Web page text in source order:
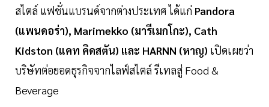
สไตล์ แฟชั่นแบรนด์จากต่างประเทศ ได้แก่ Pandora
(แพนดอร่า), Marimekko (มารีเมกโกะ), Cath
Kidston (แคท คิดสตัน) และ HARNN (หาญ) เปิดเผยว่า
บริษัทต่อยอดธุรกิจจากไลฟ์สไตล์ รีเทลสู่ Food &
Beverage